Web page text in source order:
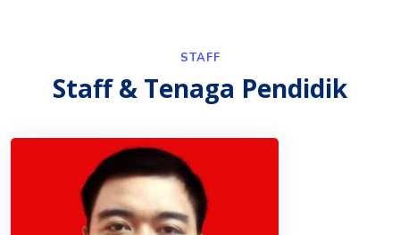
STAFF
Staff & Tenaga Pendidik